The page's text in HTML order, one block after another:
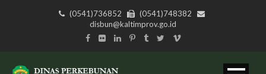
(0541)736852
(0541)748382
disbun@kaltimprov.go.id